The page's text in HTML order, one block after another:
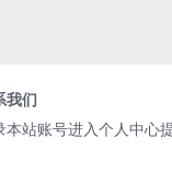
我们
本站账号进入个人中心